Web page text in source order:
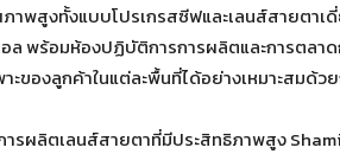
พสูงทั้งแบบโปรเกรสซีฟและเลนส์สายตาเ
ล พร้อมห้องปฏิบัติการการผลิตและการตลาด
ะของลูกค้าในแต่ละพื้นที่ได้อย่างเหมาะสมด้
ลิตเลนส์สายตาที่มีประสิทธิภาพสูง Shamir